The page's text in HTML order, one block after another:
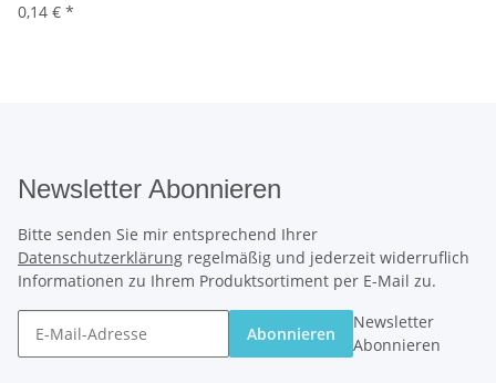
0,14 € *
Newsletter Abonnieren
Bitte senden Sie mir entsprechend Ihrer
Datenschutzerklärung regelmäßig und jederzeit widerruflich
Informationen zu Ihrem Produktsortiment per E-Mail zu.
Abonnieren
Newsletter
Abonnieren